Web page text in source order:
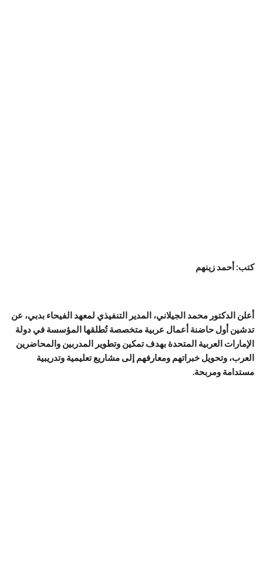
كتب: أحمد زينهم
أعلن الدكتور محمد الجيلاني، المدير التنفيذي لمعهد الفيحاء بدبي، عن
تدشين أول حاضنة أعمال عربية متخصصة تُطلقها المؤسسة في دولة
الإمارات العربية المتحدة بهدف تمكين وتطوير المدربين والمحاضرين
العرب، وتحويل خبراتهم ومعارفهم إلى مشاريع تعليمية وتدريبية
مستدامة ومربحة.